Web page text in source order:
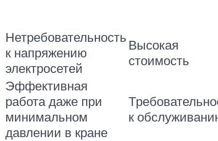
Нетребовательность
к напряжению
электросетей
Высокая
стоимость
Эффективная
работа даже при
минимальном
давлении в кране
к